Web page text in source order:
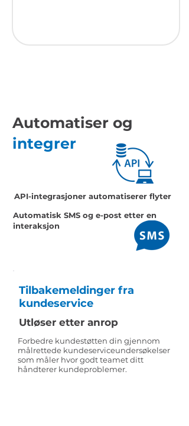
Automatiser og
integrer
API-integrasjoner automatiserer flyter
Automatisk SMS og e-post etter en
interaksjon
Tilbakemeldinger fra
kundeservice
Utløser etter anrop
Forbedre kundestøtten din gjennom
målrettede kundeserviceundersøkelser
som måler hvor godt teamet ditt
håndterer kundeproblemer.